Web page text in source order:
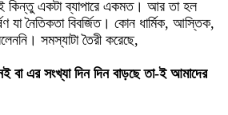
কিন্তু একটা ব্যাপারে একমত। আর তা হল
যা নৈতিকতা বিবর্জিত। কোন ধার্মিক, আস্তিক,
সমস্যাটা তৈরী করেছে,
বা এর সংখ্যা দিন দিন বাড়ছে তা-ই আমাদের